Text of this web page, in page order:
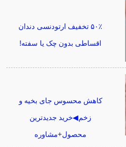
۵۰٪ تخفیف ارتودنسی دندان
اقساطی بدون چک یا سفته!
کاهش محسوس جای بخیه و
زخم◀خرید جدیدترین
محصول+مشاوره